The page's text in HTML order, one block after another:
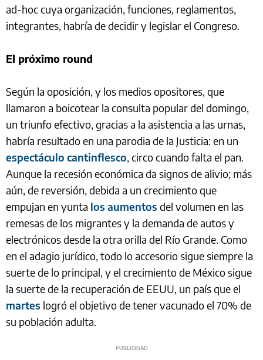
ad-hoc cuya organización, funciones, reglamentos,
integrantes, habría de decidir y legislar el Congreso.
El próximo round
Según la oposición, y los medios opositores, que
llamaron a boicotear la consulta popular del domingo,
un triunfo efectivo, gracias a la asistencia a las urnas,
habría resultado en una parodia de la Justicia: en un
espectáculo cantinflesco, circo cuando falta el pan.
Aunque la recesión económica da signos de alivio; más
aún, de reversión, debida a un crecimiento que
empujan en yunta los aumentos del volumen en las
remesas de los migrantes y la demanda de autos y
electrónicos desde la otra orilla del Río Grande. Como
en el adagio jurídico, todo lo accesorio sigue siempre la
suerte de lo principal, y el crecimiento de México sigue
la suerte de la recuperación de EEUU, un país que el
martes logró el objetivo de tener vacunado el 70% de
su población adulta.